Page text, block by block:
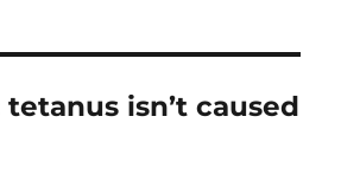
isn’t caused